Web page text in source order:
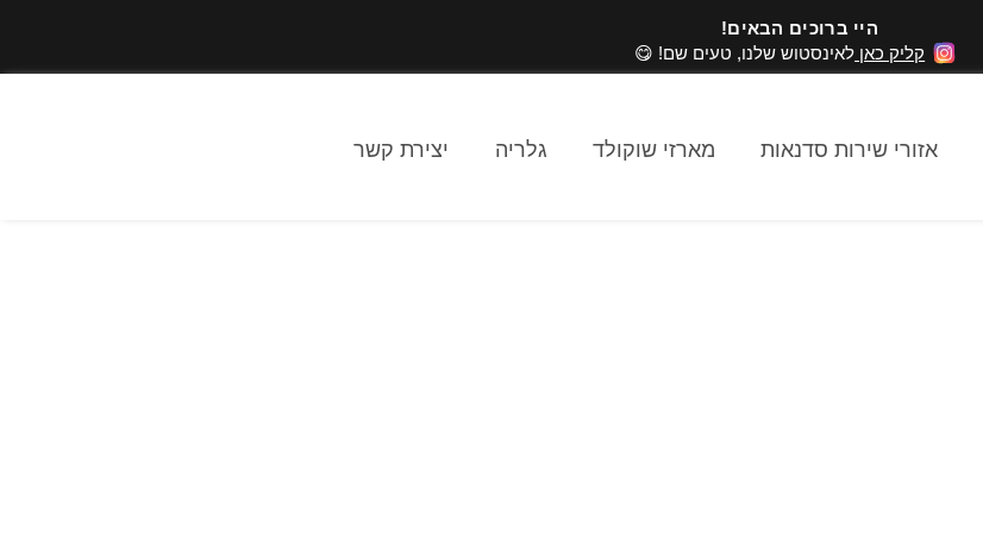
היי ברוכים הבאים!
קליק כאן לאינסטוש שלנו, טעים שם! 😋
אזורי שירות סדנאות מארזי שוקולד גלריה יצירת קשר